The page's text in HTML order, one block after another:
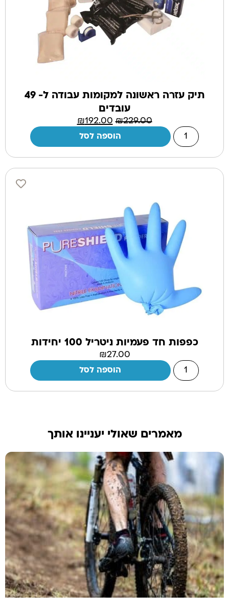
תיק עזרה ראשונה למקומות עבודה ל- 49
עובדים
₪229.00
₪192.00
הוספה לסל
כפפות חד פעמיות ניטריל 100 יחידות
₪27.00
הוספה לסל
מאמרים שאולי יעניינו אותך